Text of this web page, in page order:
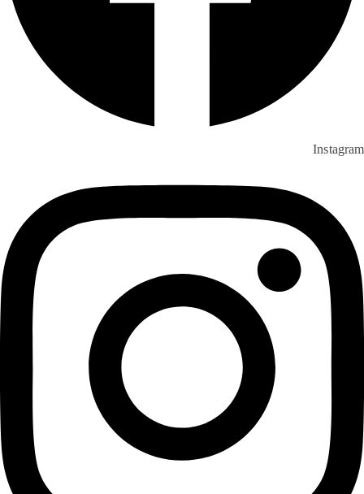
Instagram